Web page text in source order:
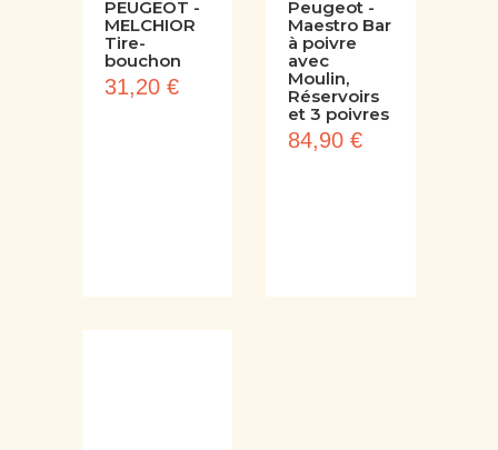
PEUGEOT -
MELCHIOR
Tire-
bouchon
Peugeot -
Maestro Bar
à poivre
avec
Moulin,
Réservoirs
et 3 poivres